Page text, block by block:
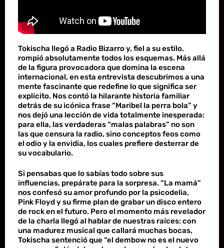
Tokischa llegó a Radio Bizarro y, fiel a su estilo,
rompió absolutamente todos los esquemas. Más allá
de la figura provocadora que domina la escena
internacional, en esta entrevista descubrimos a una
mente fascinante que redefine lo que significa ser
explícito. Nos contó la hilarante historia familiar
detrás de su icónica frase “Maribel la perra bola” y
nos dejó una lección de vida totalmente inesperada:
para ella, las verdaderas “malas palabras” no son
las que censura la radio, sino conceptos feos como
el odio y la envidia, los cuales prefiere desterrar de
su vocabulario.
Si pensabas que lo sabías todo sobre sus
influencias, prepárate para la sorpresa. “La mamá”
nos confesó su amor profundo por la psicodelia,
Pink Floyd y su firme plan de grabar un disco entero
de rock en el futuro. Pero el momento más revelador
de la charla llegó al hablar de nuestras raíces: con
una madurez musical que callará muchas bocas,
Tokischa sentenció que “el dembow no es el nuevo